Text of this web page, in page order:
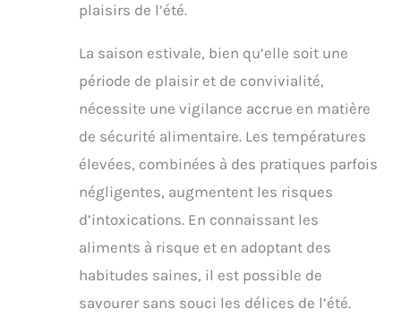
plaisirs de l’été.
La saison estivale, bien qu’elle soit une
période de plaisir et de convivialité,
nécessite une vigilance accrue en matière
de sécurité alimentaire. Les températures
élevées, combinées à des pratiques parfois
négligentes, augmentent les risques
d’intoxications. En connaissant les
aliments à risque et en adoptant des
habitudes saines, il est possible de
savourer sans souci les délices de l’été.